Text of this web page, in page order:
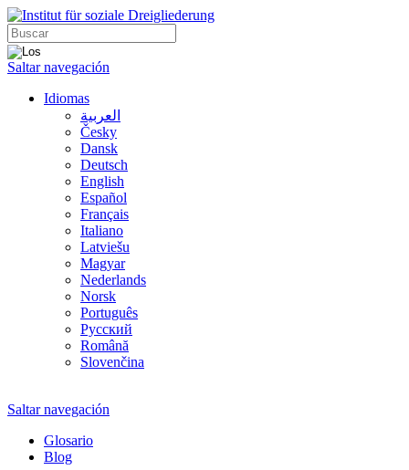
Saltar navegación
Idiomas
العربية
Česky
Dansk
Deutsch
English
Español
Français
Italiano
Latviešu
Magyar
Nederlands
Norsk
Português
Русский
Română
Slovenčina
Saltar navegación
Glosario
Blog